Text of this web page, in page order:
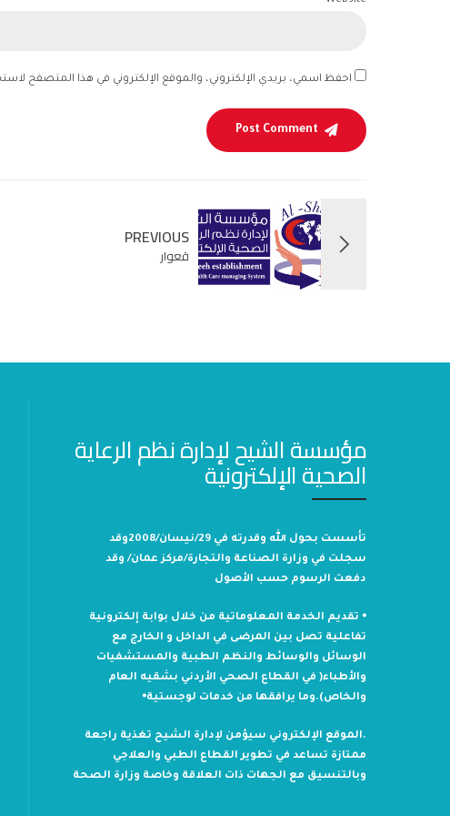
احفظ اسمي، بريدي الإلكتروني، والموقع الإلكتروني في هذا المتصفح
Post Comment
PREVIOUS
قعوار
مؤسسة الشيح لإدارة نظم الرعاية
الصحية الإلكترونية
تأسست بحول الله وقدرته في 29/نيسان/2008وقد
سجلت في وزارة الصناعة والتجارة/مركز عمان/ وقد
دفعت الرسوم حسب الأصول
⦁ تقديم الخدمة المعلوماتية من خلال بوابة إلكترونية
تفاعلية تصل بين المرضى في الداخل و الخارج مع
الوسائل والوسائط والنظم الطبية والمستشفيات
والأطباء( في القطاع الصحي الأردني بشقيه العام
والخاص).وما يرافقها من خدمات لوجستية⦁
.الموقع الإلكتروني سيؤمن لإدارة الشيح تغذية راجعة
ممتازة تساعد في تطوير القطاع الطبي والعلاجي
وبالتنسيق مع الجهات ذات العلاقة وخاصة وزارة الصحة